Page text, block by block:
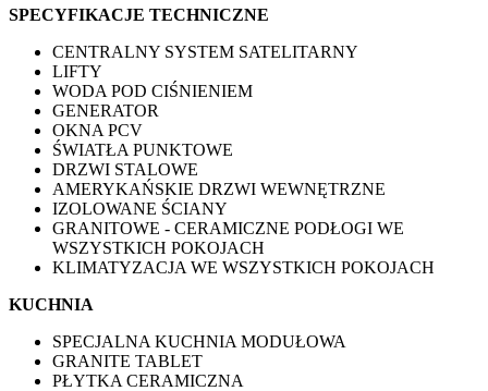
SPECYFIKACJE TECHNICZNE
CENTRALNY SYSTEM SATELITARNY
LIFTY
WODA POD CIŚNIENIEM
GENERATOR
OKNA PCV
ŚWIATŁA PUNKTOWE
DRZWI STALOWE
AMERYKAŃSKIE DRZWI WEWNĘTRZNE
IZOLOWANE ŚCIANY
GRANITOWE - CERAMICZNE PODŁOGI WE
WSZYSTKICH POKOJACH
KLIMATYZACJA WE WSZYSTKICH POKOJACH
KUCHNIA
SPECJALNA KUCHNIA MODUŁOWA
GRANITE TABLET
PŁYTKA CERAMICZNA